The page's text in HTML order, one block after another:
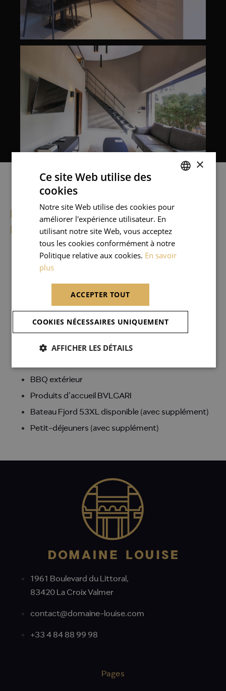
L’EXPÉRIENCE
DOMAINE LOUISE
Villa Manager
Conciergerie sur mesure
Système de sécurité 24/24
Blanchisserie (avec supplément)
Service couverture (avec supplément)
Entretien des parcs et jardins
BBQ extérieur
Produits d’accueil BVLGARI
Bateau Fjord 53XL disponible (avec supplément)
Petit-déjeuners (avec supplément)
1961 Boulevard du Littoral,
83420 La Croix Valmer
contact@domaine-louise.com
+33 4 84 88 99 98
Pages
ENGLISH
×
Ce site Web utilise des
cookies
Notre site Web utilise des cookies pour
améliorer l'expérience utilisateur. En
utilisant notre site Web, vous acceptez
tous les cookies conformément à notre
Politique relative aux cookies. En savoir
plus
ACCEPTER TOUT
COOKIES NÉCESSAIRES UNIQUEMENT
AFFICHER LES DÉTAILS